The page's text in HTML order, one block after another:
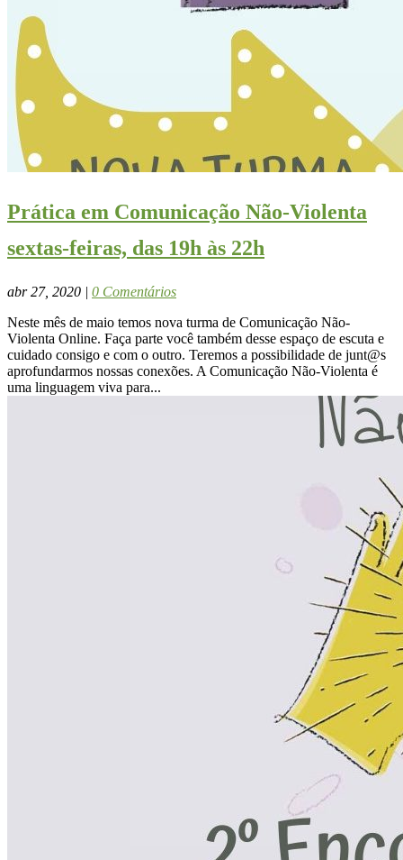
Prática em Comunicação Não-Violenta
sextas-feiras, das 19h às 22h
abr 27, 2020 | 0 Comentários
Neste mês de maio temos nova turma de Comunicação Não-
Violenta Online. Faça parte você também desse espaço de escuta e
cuidado consigo e com o outro. Teremos a possibilidade de junt@s
aprofundarmos nossas conexões. A Comunicação Não-Violenta é
uma linguagem viva para...